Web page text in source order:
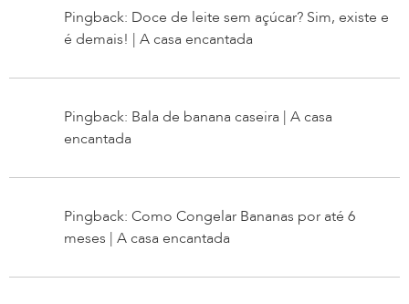
Pingback: Doce de leite sem açúcar? Sim, existe e
é demais! | A casa encantada
Pingback: Bala de banana caseira | A casa
encantada
Pingback: Como Congelar Bananas por até 6
meses | A casa encantada